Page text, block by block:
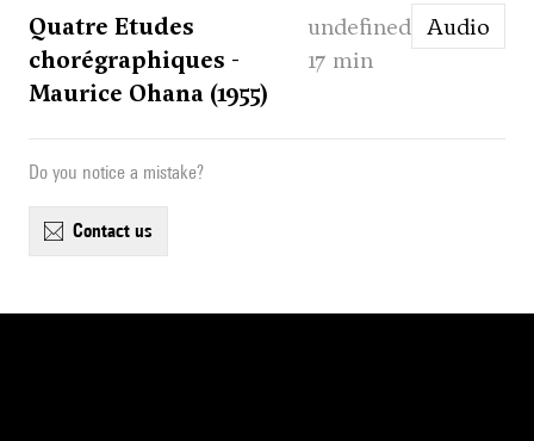
Quatre Etudes
chorégraphiques -
Maurice Ohana (1955)
undefined
17 min
Audio
Do you notice a mistake?
contact us